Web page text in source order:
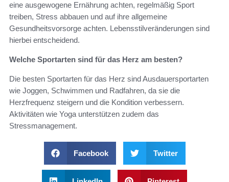
eine ausgewogene Ernährung achten, regelmäßig Sport
treiben, Stress abbauen und auf ihre allgemeine
Gesundheitsvorsorge achten. Lebensstilveränderungen sind
hierbei entscheidend.
Welche Sportarten sind für das Herz am besten?
Die besten Sportarten für das Herz sind Ausdauersportarten
wie Joggen, Schwimmen und Radfahren, da sie die
Herzfrequenz steigern und die Kondition verbessern.
Aktivitäten wie Yoga unterstützen zudem das
Stressmanagement.
Facebook Twitter